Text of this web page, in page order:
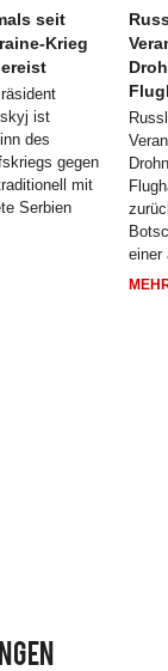
seit
Krieg
ist
des
gegen
mit
Serbien
einer